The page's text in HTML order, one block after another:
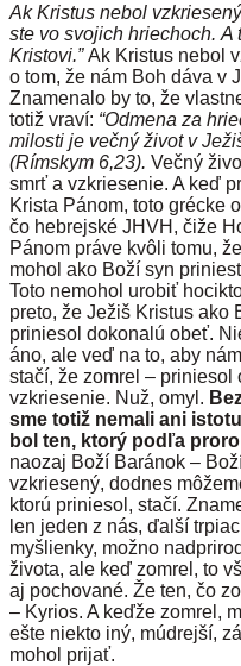
Ak Kristus nebol
ste vo svojich hriechoch.
Kristovi.”Ak Kristus nebol
o tom, že nám Boh dáva v
Znamenalo by to, že
totiž vraví: “Odmena za
milosti je večný život v
(Rímskym 6,23). Večný
smrť a vzkriesenie. A keď
Krista Pánom, toto grécke
čo hebrejské JHVH, čiže
Pánom práve kvôli tomu,
mohol ako Boží syn
Toto nemohol urobiť
preto, že Ježiš Kristus ako
priniesol dokonalú obeť.
áno, ale veď na to, aby
stačí, že zomrel –
vzkriesenie. Nuž, omyl.
sme totiž nemali ani
bol ten, ktorý podľa
naozaj Boží Baránok –
vzkriesený, dodnes
ktorú priniesol, stačí.
len jeden z nás, ďalší
myšlienky, možno
života, ale keď zomrel, to
aj pochované. Že ten, čo
– Kyrios. A keďže zomrel,
ešte niekto iný, múdrejší,
mohol prijať.